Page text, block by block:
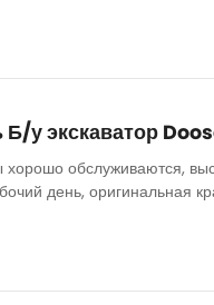
у экскаватор
обслуживаются,
день, оригинальная